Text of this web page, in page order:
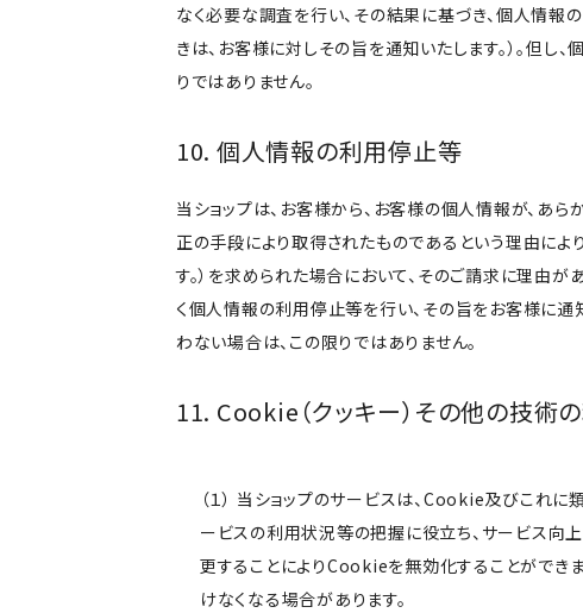
なく必要な調査を行い、その結果に基づき、個人情
きは、お客様に対しその旨を通知いたします。）。但
りではありません。
10. 個人情報の利用停止等
当ショップは、お客様から、お客様の個人情報が、
正の手段により取得されたものであるという理由によ
す。）を求められた場合において、そのご請求に理由
く個人情報の利用停止等を行い、その旨をお客様に通
わない場合は、この限りではありません。
11. Cookie（クッキー）その他の技術
（１） 当ショップのサービスは、Cookie及びこれ
ービスの利用状況等の把握に役立ち、サービス向
更することによりCookieを無効化することができ
けなくなる場合があります。